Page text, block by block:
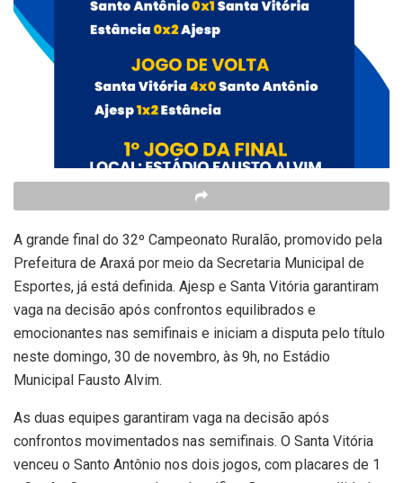
A grande final do 32º Campeonato Ruralão, promovido pela
Prefeitura de Araxá por meio da Secretaria Municipal de
Esportes, já está definida. Ajesp e Santa Vitória garantiram
vaga na decisão após confrontos equilibrados e
emocionantes nas semifinais e iniciam a disputa pelo título
neste domingo, 30 de novembro, às 9h, no Estádio
Municipal Fausto Alvim.
As duas equipes garantiram vaga na decisão após
confrontos movimentados nas semifinais. O Santa Vitória
venceu o Santo Antônio nos dois jogos, com placares de 1